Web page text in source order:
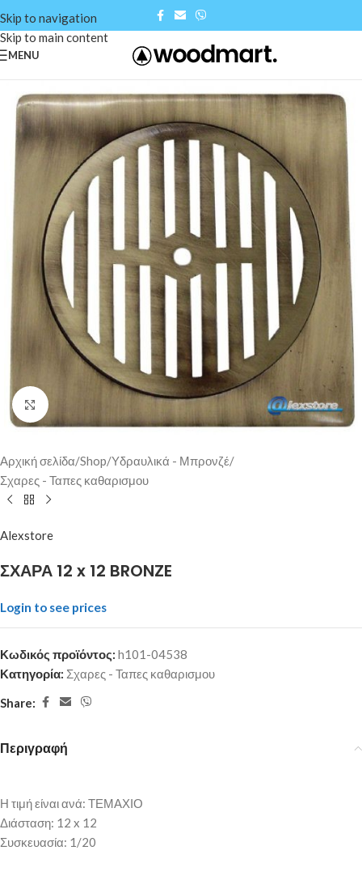
Skip to navigation
Skip to main content
MENU
Click to enlarge
Αρχική σελίδα/Shop/Υδραυλικά - Μπρονζέ/
Σχαρες - Ταπες καθαρισμου
Alexstore
ΣΧΑΡΑ 12 x 12 BRONZE
Login to see prices
Κωδικός προϊόντος: h101-04538
Κατηγορία: Σχαρες - Ταπες καθαρισμου
Share:
Περιγραφή
Η τιμή είναι ανά: ΤΕΜΑΧΙΟ
Διάσταση: 12 x 12
Συσκευασία: 1/20